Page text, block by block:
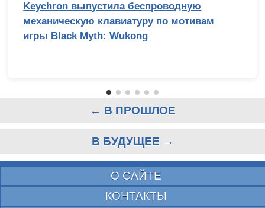
Keychron выпустила беспроводную
механическую клавиатуру по мотивам
игры Black Myth: Wukong
← В ПРОШЛОЕ
В БУДУЩЕЕ →
О САЙТЕ
КОНТАКТЫ